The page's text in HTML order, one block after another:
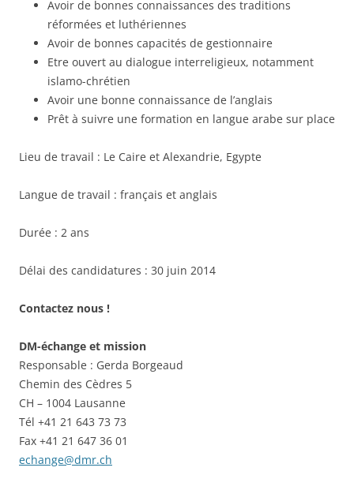
Avoir de bonnes connaissances des traditions
réformées et luthériennes
Avoir de bonnes capacités de gestionnaire
Etre ouvert au dialogue interreligieux, notamment
islamo-chrétien
Avoir une bonne connaissance de l’anglais
Prêt à suivre une formation en langue arabe sur place
Lieu de travail : Le Caire et Alexandrie, Egypte
Langue de travail : français et anglais
Durée : 2 ans
Délai des candidatures : 30 juin 2014
Contactez nous !
DM-échange et mission
Responsable : Gerda Borgeaud
Chemin des Cèdres 5
CH – 1004 Lausanne
Tél +41 21 643 73 73
Fax +41 21 647 36 01
echange@dmr.ch